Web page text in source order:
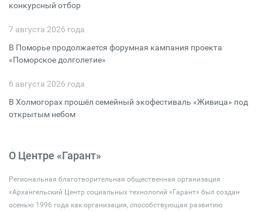
конкурсный отбор
7 августа 2026 года
В Поморье продолжается форумная кампания проекта
«Поморское долголетие»
6 августа 2026 года
В Холмогорах прошёл семейный экофестиваль «Живица» под
открытым небом
О Центре «Гарант»
Региональная благотворительная общественная организация
«Архангельский Центр социальных технологий «Гарант» был создан
осенью 1996 года как организация, способствующая развитию